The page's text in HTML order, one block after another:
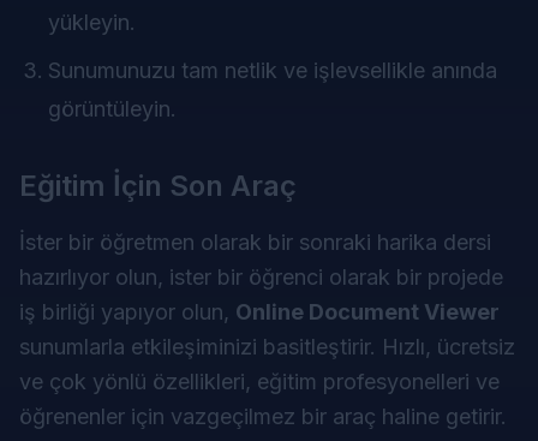
yükleyin.
Sunumunuzu tam netlik ve işlevsellikle anında
görüntüleyin.
Eğitim İçin Son Araç
İster bir öğretmen olarak bir sonraki harika dersi
hazırlıyor olun, ister bir öğrenci olarak bir projede
iş birliği yapıyor olun, Online Document Viewer
sunumlarla etkileşiminizi basitleştirir. Hızlı, ücretsiz
ve çok yönlü özellikleri, eğitim profesyonelleri ve
öğrenenler için vazgeçilmez bir araç haline getirir.